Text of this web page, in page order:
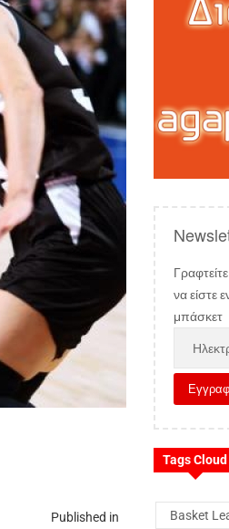
Published in
να είστε
μπάσκετ
Tags Cloud
Basket